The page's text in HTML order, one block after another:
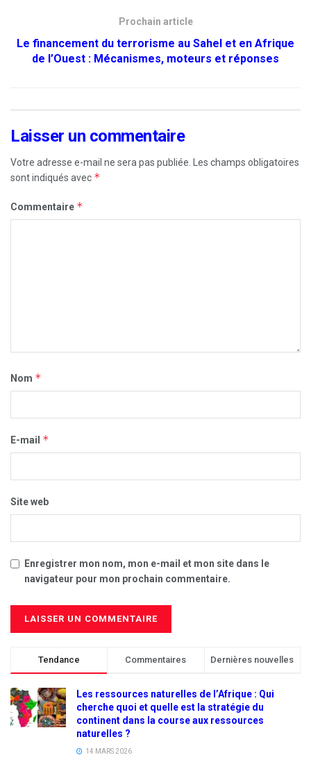
Prochain article
Le financement du terrorisme au Sahel et en Afrique
de l’Ouest : Mécanismes, moteurs et réponses
Laisser un commentaire
Votre adresse e-mail ne sera pas publiée.
Les champs obligatoires
sont indiqués avec *
Commentaire *
Nom *
E-mail *
Site web
Enregistrer mon nom, mon e-mail et mon site dans le
navigateur pour mon prochain commentaire.
Tendance Commentaires Dernières nouvelles
Les ressources naturelles de l’Afrique : Qui
cherche quoi et quelle est la stratégie du
continent dans la course aux ressources
naturelles ?
14 MARS 2026